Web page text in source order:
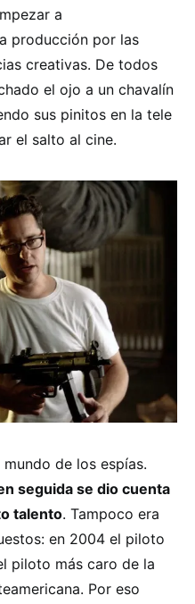
a
producción por las
creativas. De todos
el ojo a un chavalín
sus pinitos en la tele
el salto al cine.
de los espías.
seguida se dio cuenta
talento. Tampoco era
en 2004 el piloto
piloto más caro de la
Por eso